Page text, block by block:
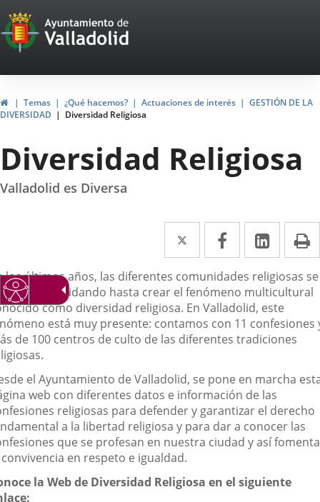
Portal
Web
del
Ayuntamiento
de
Valladolid
InicioTemas ¿Qué hacemos? Actuaciones de interés
GESTIÓN DE LA
DIVERSIDAD
Diversidad Religiosa
Diversidad Religiosa
Valladolid es Diversa
Twitter
Enlace
a
una
aplicación
externa.
Facebook
Enlace
a
una
aplicación
externa.
Enlace
a
una
los últimos años, las diferentes comunidades religiosas se
ido consolidando hasta crear el fenómeno multicultural
como diversidad religiosa. En Valladolid, este
está muy presente: contamos con 11 confesiones
de 100 centros de culto de las diferentes tradiciones
el Ayuntamiento de Valladolid, se pone en marcha
web con diferentes datos e información de las
religiosas para defender y garantizar el derecho
a la libertad religiosa y para dar a conocer las
que se profesan en nuestra ciudad y así
en respeto e igualdad.
la Web de Diversidad Religiosa en el siguiente